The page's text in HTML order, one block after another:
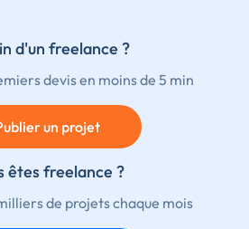
d'un freelance ?
devis en moins de 5 min
un projet
êtes freelance ?
de projets chaque mois